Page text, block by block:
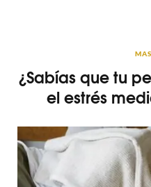
¿Sabías que tu
el estrés